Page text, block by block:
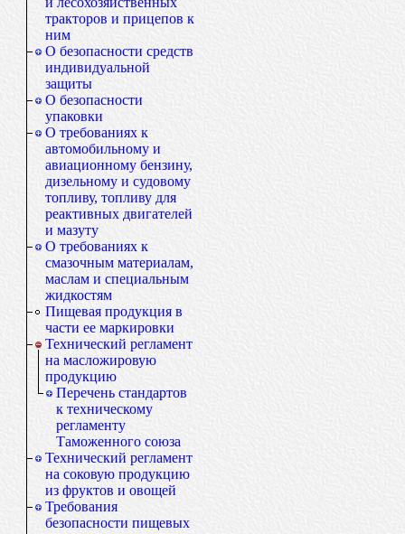
тракторов и прицепов к
ним
О безопасности средств
индивидуальной
защиты
О безопасности
упаковки
О требованиях к
автомобильному и
авиационному бензину,
дизельному и судовому
топливу, топливу для
реактивных двигателей
и мазуту
О требованиях к
смазочным материалам,
маслам и специальным
жидкостям
Пищевая продукция в
части ее маркировки
Технический регламент
на масложировую
продукцию
Перечень стандартов
к техническому
регламенту
Таможенного союза
Технический регламент
на соковую продукцию
из фруктов и овощей
Требования
безопасности пищевых